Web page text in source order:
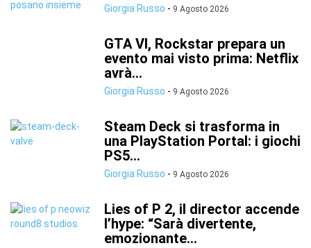
Giorgia Russo - 9 Agosto 2026
GTA VI, Rockstar prepara un
evento mai visto prima: Netflix
avrà...
Giorgia Russo - 9 Agosto 2026
Steam Deck si trasforma in
una PlayStation Portal: i giochi
PS5...
Giorgia Russo - 9 Agosto 2026
Lies of P 2, il director accende
l’hype: “Sarà divertente,
emozionante...